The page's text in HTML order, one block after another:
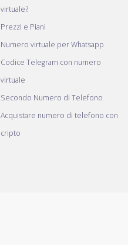
virtuale?
Prezzi e Piani
Numero virtuale per Whatsapp
Codice Telegram con numero
virtuale
Secondo Numero di Telefono
Acquistare numero di telefono con
cripto